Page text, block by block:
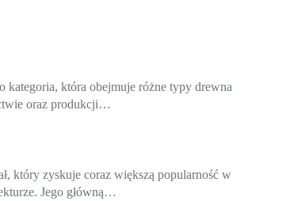
kategoria, która obejmuje różne typy drewna
oraz produkcji…
który zyskuje coraz większą popularność w
Jego główną…